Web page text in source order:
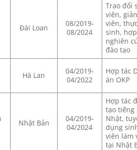
Đài Loan
08/2019-
08/2024
Trao đổi
viên,
viên,
sinh,
nghiên
đào tạo
Hà Lan
04/2019-
04/2022
Hợp tác
án OKP
Nhật Bản
04/2019-
04/2024
Hợp tác
tạo tiếng
Nhật,
dụng
viên lám
tại Nhật